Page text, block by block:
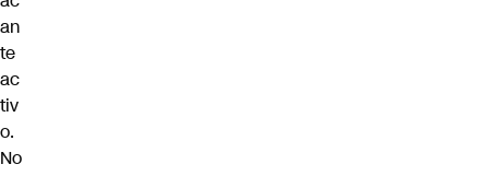
an
te
ac
tiv
o.
No